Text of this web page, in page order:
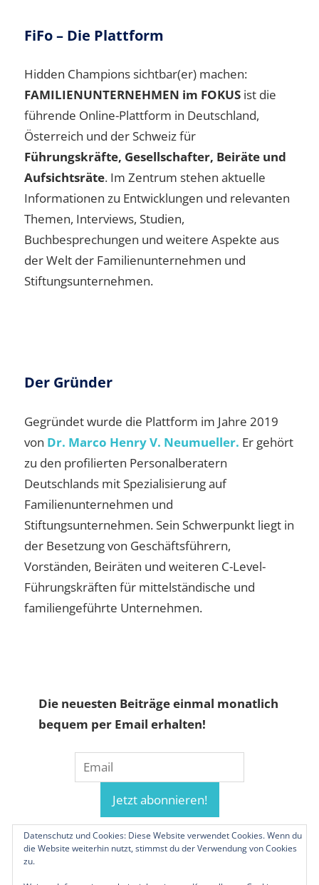
FiFo – Die Plattform
Hidden Champions sichtbar(er) machen:
FAMILIENUNTERNEHMEN im FOKUS ist die
führende Online-Plattform in Deutschland,
Österreich und der Schweiz für
Führungskräfte, Gesellschafter, Beiräte und
Aufsichtsräte. Im Zentrum stehen aktuelle
Informationen zu Entwicklungen und relevanten
Themen, Interviews, Studien,
Buchbesprechungen und weitere Aspekte aus
der Welt der Familienunternehmen und
Stiftungsunternehmen.
Der Gründer
Gegründet wurde die Plattform im Jahre 2019
von Dr. Marco Henry V. Neumueller. Er gehört
zu den profilierten Personalberatern
Deutschlands mit Spezialisierung auf
Familienunternehmen und
Stiftungsunternehmen. Sein Schwerpunkt liegt in
der Besetzung von Geschäftsführern,
Vorständen, Beiräten und weiteren C-Level-
Führungskräften für mittelständische und
familiengeführte Unternehmen.
Die neuesten Beiträge einmal monatlich
bequem per Email erhalten!
Datenschutz und Cookies: Diese Website verwendet Cookies. Wenn du
die Website weiterhin nutzt, stimmst du der Verwendung von Cookies
zu.